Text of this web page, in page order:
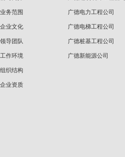
业务范围
企业文化
领导团队
工作环境
组织结构
企业资质
广德电力工程公司
广德电梯工程公司
广德桩基工程公司
广德新能源公司